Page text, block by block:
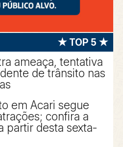
★ TOP 5 ★
ameaça, tentativa
de trânsito nas
em Acari segue
confira a
partir desta sexta-